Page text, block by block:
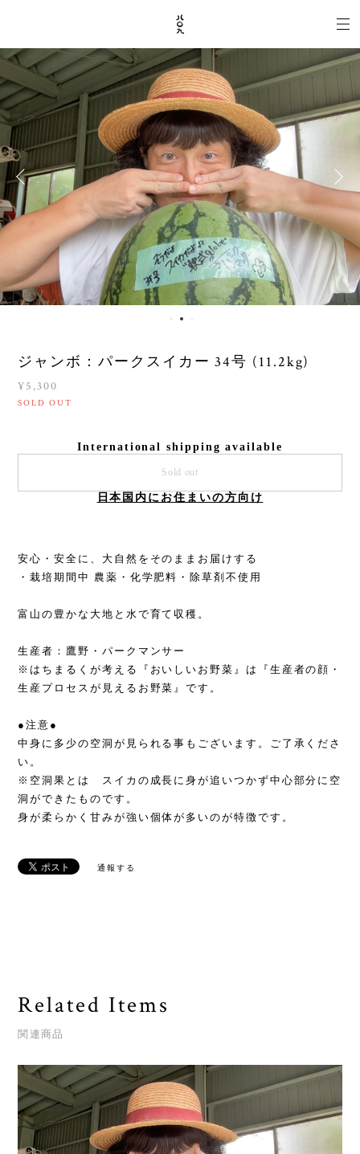
ジャンボ：パークスイカー 34号 (11.2kg)
¥5,300
SOLD OUT
International shipping available
Sold out
日本国内にお住まいの方向け
安心・安全に、大自然をそのままお届けする
・栽培期間中 農薬・化学肥料・除草剤不使用
富山の豊かな大地と水で育て収穫。
生産者：鷹野・パークマンサー
※はちまるくが考える『おいしいお野菜』は『生産者の顔・
生産プロセスが見えるお野菜』です。
●注意●
中身に多少の空洞が見られる事もございます。ご了承くださ
い。
※空洞果とは スイカの成長に身が追いつかず中心部分に空
洞ができたものです。
身が柔らかく甘みが強い個体が多いのが特徴です。
通報する
Related Items
関連商品